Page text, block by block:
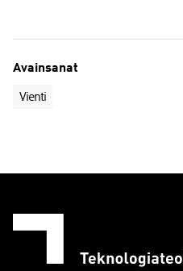
Avainsanat
Vienti